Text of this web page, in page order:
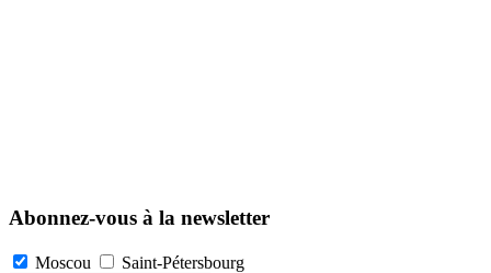
Abonnez-vous à la newsletter
Moscou Saint-Pétersbourg